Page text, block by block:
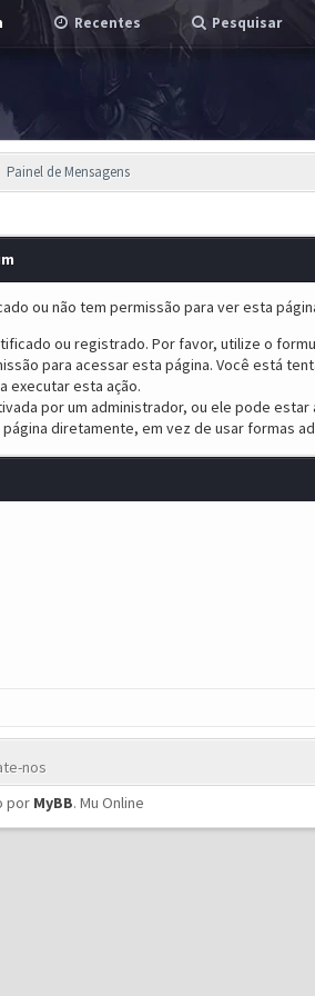
Recentes Pesquisar
Painel de Mensagens
ou não tem permissão para ver esta
ou registrado. Por favor, utilize o
para acessar esta página. Você está
executar esta ação.
por um administrador, ou ele pode estar
diretamente, em vez de usar formas
nos
por MyBB.Mu Online